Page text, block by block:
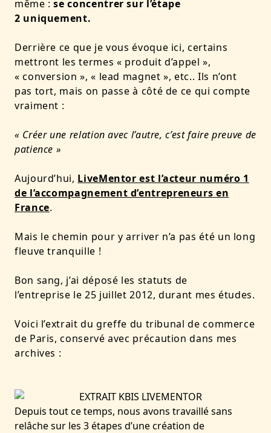
même :se concentrer sur l’étape
2 uniquement.
Derrière ce que je vous évoque ici, certains
mettront les termes « produit d’appel »,
« conversion », « lead magnet », etc.. Ils n’ont
pas tort, mais on passe à côté de ce qui compte
vraiment :
« Créer une relation avec l’autre, c’est faire preuve de
patience »
Aujourd’hui, LiveMentor est l’acteur numéro 1
de l’accompagnement d’entrepreneurs en
France.
Mais le chemin pour y arriver n’a pas été un long
fleuve tranquille !
Bon sang, j’ai déposé les statuts de
l’entreprise le 25 juillet 2012, durant mes études.
Voici l’extrait du greffe du tribunal de commerce
de Paris, conservé avec précaution dans mes
archives :
Depuis tout ce temps, nous avons travaillé sans
relâche sur les 3 étapes d’une création de